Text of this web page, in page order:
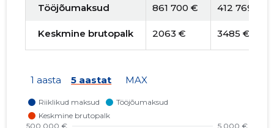
Tööjõumaksud 861 700 € 412 769 €
Keskmine brutopalk 2063 € 3485 €
1 aasta 5 aastat MAX